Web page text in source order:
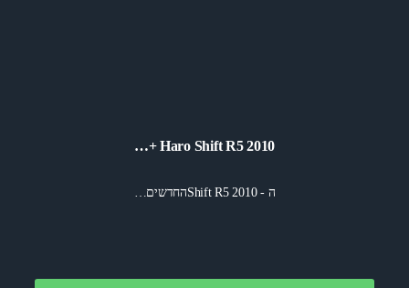
Haro Shift R5 2010 +…
ה - Shift R5 2010החדשים…